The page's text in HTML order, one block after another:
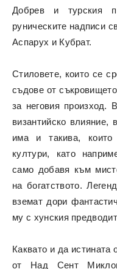
Добрев и турския
руническите надписи
Аспарух и Кубрат.
Стиловете, които се
съдове от
за неговия произход.
византийско влияние,
има и такива, които
култури, като
само добавя към
на богатството.
вземат дори
му с хунския
Каквато и да истината
от Над Сент